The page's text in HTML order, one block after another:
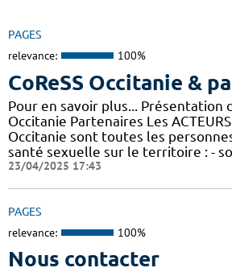
PAGES
relevance: 100%
CoReSS Occitanie &
Pour en savoir plus... Présentation
Occitanie Partenaires Les
Occitanie sont toutes les
santé sexuelle sur le territoire : -
23/04/2025 17:43
PAGES
relevance: 100%
Nous contacter